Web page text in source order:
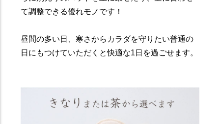
て調整できる優れモノです！
昼間の多い日、寒さからカラダを守りたい普通の
日にもつけていただくと快適な1日を過ごせます。